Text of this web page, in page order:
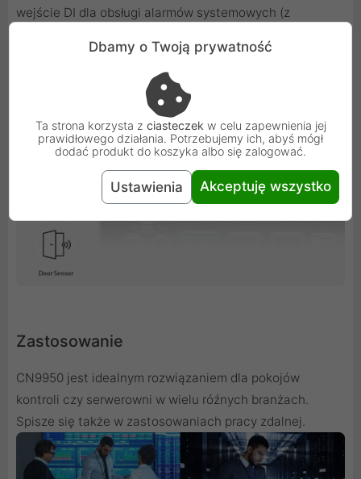
wejście DI dla obsługi alarmów systemowych (z
terminal Relay kontrolujący zdalne uruchamianie i
resetowanie PC lub serwera.
Zastosowanie
CN9950 jest idealnym rozwiązaniem dla pokojów
kontroli czy serwerowni w wielu róźnych branżach.
Spisze się także w zastosowaniach pracy zdalnej.
Dbamy o Twoją prywatność
Ta strona korzysta z ciasteczek w celu zapewnienia jej
prawidłowego działania. Potrzebujemy ich, abyś mógł
dodać produkt do koszyka albo się zalogować.
Ustawienia Akceptuję wszystko